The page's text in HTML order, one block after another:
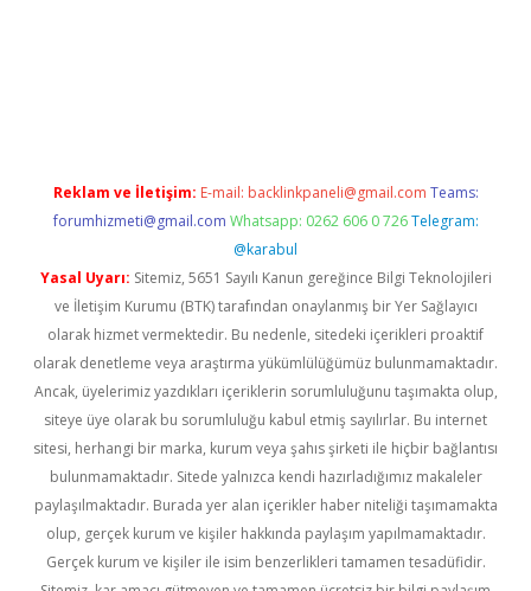
Reklam ve İletişim: E-mail: backlinkpaneli@gmail.com Teams:
forumhizmeti@gmail.com Whatsapp: 0262 606 0 726 Telegram:
@karabul
Yasal Uyarı: Sitemiz, 5651 Sayılı Kanun gereğince Bilgi Teknolojileri
ve İletişim Kurumu (BTK) tarafından onaylanmış bir Yer Sağlayıcı
olarak hizmet vermektedir. Bu nedenle, sitedeki içerikleri proaktif
olarak denetleme veya araştırma yükümlülüğümüz bulunmamaktadır.
Ancak, üyelerimiz yazdıkları içeriklerin sorumluluğunu taşımakta olup,
siteye üye olarak bu sorumluluğu kabul etmiş sayılırlar. Bu internet
sitesi, herhangi bir marka, kurum veya şahıs şirketi ile hiçbir bağlantısı
bulunmamaktadır. Sitede yalnızca kendi hazırladığımız makaleler
paylaşılmaktadır. Burada yer alan içerikler haber niteliği taşımamakta
olup, gerçek kurum ve kişiler hakkında paylaşım yapılmamaktadır.
Gerçek kurum ve kişiler ile isim benzerlikleri tamamen tesadüfidir.